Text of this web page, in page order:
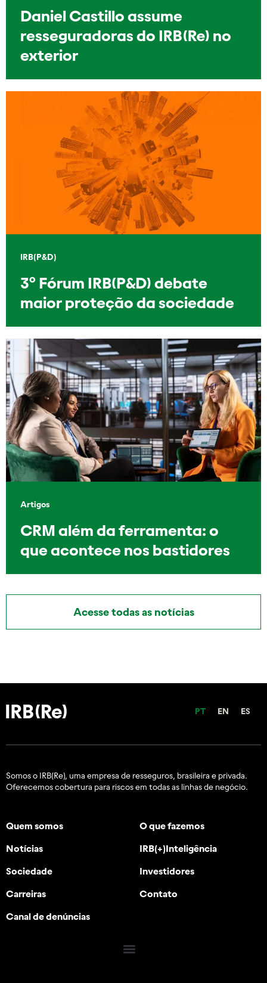
Daniel Castillo assume
resseguradoras do IRB(Re) no
exterior
IRB(P&D)
3º Fórum IRB(P&D) debate
maior proteção da sociedade
Artigos
CRM além da ferramenta: o
que acontece nos bastidores
Acesse todas as notícias
PT EN ES
Somos o IRB(Re), uma empresa de resseguros, brasileira e privada.
Oferecemos cobertura para riscos em todas as linhas de negócio.
Quem somos O que fazemos
Notícias IRB(+)Inteligência
Sociedade Investidores
Carreiras Contato
Canal de denúncias